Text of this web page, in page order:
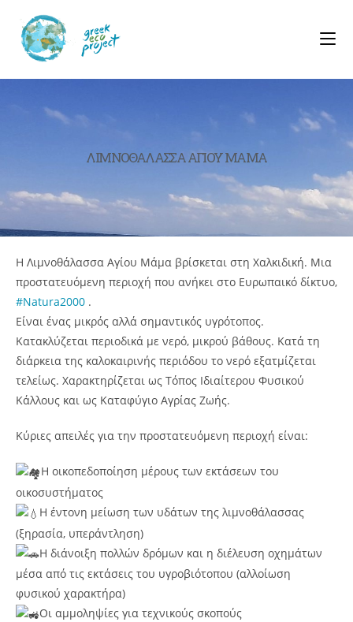
ΛΙΜΝΟΘΑΛΑΣΣΑ ΑΓΙΟΥ ΜΑΜΑ
Η Λιμνοθάλασσα Αγίου Μάμα βρίσκεται στη Χαλκιδική. Μια
προστατευόμενη περιοχή που ανήκει στο Ευρωπαικό δίκτυο,
#Natura2000 .
Είναι ένας μικρός αλλά σημαντικός υγρότοπος.
Kατακλύζεται περιοδικά με νερό, μικρού βάθους. Κατά τη
διάρκεια της καλοκαιρινής περιόδου το νερό εξατμίζεται
τελείως. Χαρακτηρίζεται ως Τόπος Ιδιαίτερου Φυσικού
Κάλλους και ως Καταφύγιο Αγρίας Ζωής.
Κύριες απειλές για την προστατευόμενη περιοχή είναι:
Η οικοπεδοποίηση μέρους των εκτάσεων του
οικοσυστήματος
Η έντονη μείωση των υδάτων της λιμνοθάλασσας
(ξηρασία, υπεράντληση)
Η διάνοιξη πολλών δρόμων και η διέλευση οχημάτων
μέσα από τις εκτάσεις του υγροβιότοπου (αλλοίωση
φυσικού χαρακτήρα)
Οι αμμοληψίες για τεχνικούς σκοπούς